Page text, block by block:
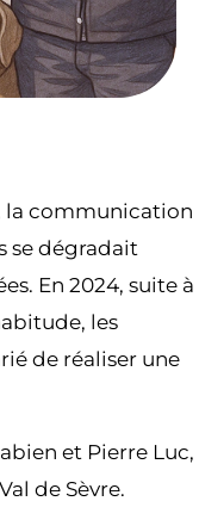
la communication
se dégradait
En 2024, suite à
les
de réaliser une
et Pierre Luc,
de Sèvre.